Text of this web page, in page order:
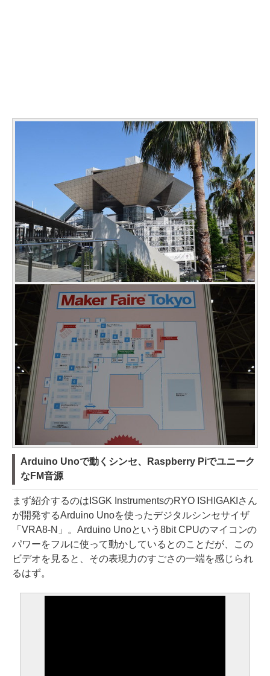
Arduino Unoで動くシンセ、Raspberry Piでユニーク
なFM音源
まず紹介するのはISGK InstrumentsのRYO ISHIGAKIさん
が開発するArduino Unoを使ったデジタルシンセサイザ
「VRA8-N」。Arduino Unoという8bit CPUのマイコンの
パワーをフルに使って動かしているとのことだが、この
ビデオを見ると、その表現力のすごさの一端を感じられ
るはず。